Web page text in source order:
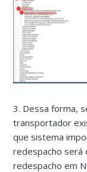
3. Dessa forma,
transportador
que sistema
redespacho será
redespacho em